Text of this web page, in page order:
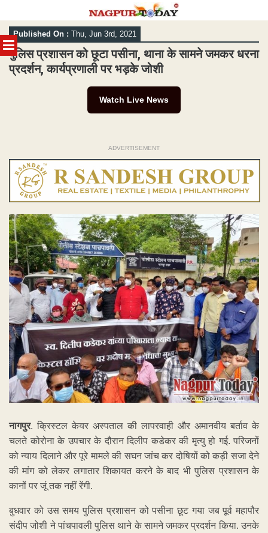
MENU
Skip
to
content
Published On : Thu, Jun 3rd, 2021
पुलिस प्रशासन को छूटा पसीना, थाना के सामने जमकर धरना
प्रदर्शन, कार्यप्रणाली पर भड़के जोशी
Watch Live News
ADVERTISEMENT
नागपुर. क्रिस्टल केयर अस्पताल की लापरवाही और अमानवीय बर्ताव के
चलते कोरोना के उपचार के दौरान दिलीप कडेकर की मृत्यु हो गई. परिजनों
को न्याय दिलाने और पूरे मामले की सघन जांच कर दोषियों को कड़ी सजा देने
की मांग को लेकर लगातार शिकायत करने के बाद भी पुलिस प्रशासन के
कानों पर जूं तक नहीं रेंगी.
बुधवार को उस समय पुलिस प्रशासन को पसीना छूट गया जब पूर्व महापौर
संदीप जोशी ने पांचपावली पुलिस थाने के सामने जमकर प्रदर्शन किया. उनके